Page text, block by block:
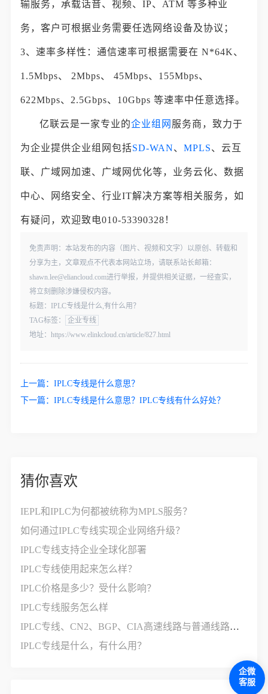
输服务，承载话音、视频、IP、ATM 等多种业
务，客户可根据业务需要任选网络设备及协议；
3、速率多样性：通信速率可根据需要在 N*64K、
1.5Mbps、 2Mbps、 45Mbps、155Mbps、
622Mbps、2.5Gbps、10Gbps 等速率中任意选择。
亿联云是一家专业的企业组网 服务商，致力于
为企业提供企业组网包括SD-WAN、MPLS、云互
联、广域网加速、广域网优化等，业务云化、数据
中心、网络安全、行业IT解决方案等相关服务，如
有疑问，欢迎致电010-53390328！
免责声明：本站发布的内容（图片、视频和文字）以原创、转载和
分享为主，文章观点不代表本网站立场，请联系站长邮箱：
shawn.lee@eliancloud.com进行举报，并提供相关证据，一经查实，
将立刻删除涉嫌侵权内容。
标题：IPLC专线是什么,有什么用？
TAG标签：
企业专线
地址：https://www.elinkcloud.cn/article/827.html
上一篇：IPLC专线是什么意思？
下一篇：IPLC专线是什么意思？IPLC专线有什么好处？
猜你喜欢
IEPL和IPLC为何都被统称为MPLS服务？
如何通过IPLC专线实现企业网络升级？
IPLC专线支持企业全球化部署
IPLC专线使用起来怎么样？
IPLC价格是多少？受什么影响？
IPLC专线服务怎么样
IPLC专线、CN2、BGP、CIA高速线路与普通线路的区别与联系
IPLC专线是什么，有什么用？
企微
客服